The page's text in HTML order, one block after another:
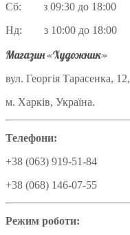
Сб: з 09:30 до 18:00
Нд: з 10:00 до 18:00
Магазин «Художник»
вул. Георгія Тарасенка, 12,
м. Харків, Україна.
Телефони:
+38 (063) 919-51-84
+38 (068) 146-07-55
Режим роботи: